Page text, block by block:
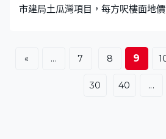
市建局土瓜灣項目，每方呎樓面地
樓面逾約73萬平方呎，住宅佔約逾
« ... 7 8 9
30 40 ...